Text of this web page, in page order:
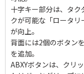
十字キー部分は、タ
クが可能な「ロータ
が向上。
背面には2個のボタン
を追加。
ABXYボタンは、クリ